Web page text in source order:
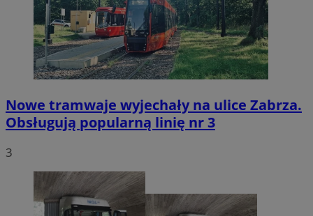
Nowe tramwaje wyjechały na ulice Zabrza.
Obsługują popularną linię nr 3
3